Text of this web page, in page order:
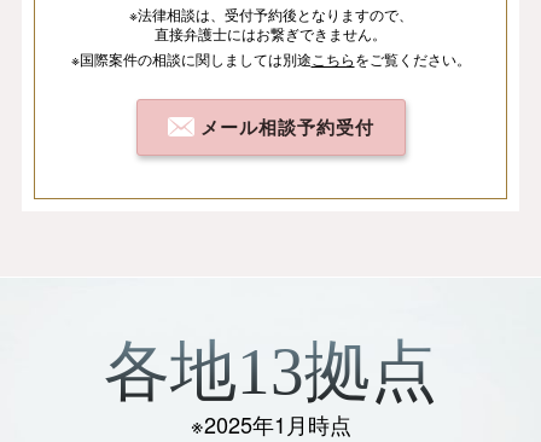
※法律相談は、 受付予約後となりますので、
直接弁護士にはお繋ぎできません。
※国際案件の相談に関しましては別途 こちらをご覧ください。
メール相談予約受付
各地13拠点
※2025年1月時点